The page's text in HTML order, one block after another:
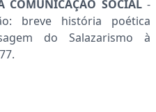
COMUNICAÇÃO SOCIAL -
breve história poética
do Salazarismo à